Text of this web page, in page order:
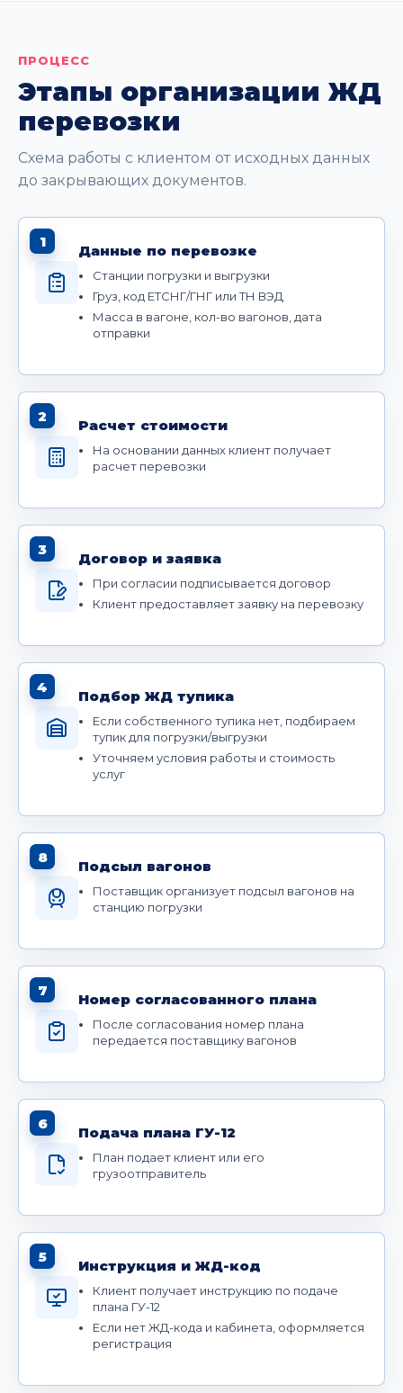
ПРОЦЕСС
Этапы организации ЖД
перевозки
Схема работы с клиентом от исходных данных
до закрывающих документов.
1
Данные по перевозке
Станции погрузки и выгрузки
Груз, код ЕТСНГ/ГНГ или ТН ВЭД
Масса в вагоне, кол-во вагонов, дата
отправки
2
Расчет стоимости
На основании данных клиент получает
расчет перевозки
3
Договор и заявка
При согласии подписывается договор
Клиент предоставляет заявку на перевозку
4
Подбор ЖД тупика
Если собственного тупика нет, подбираем
тупик для погрузки/выгрузки
Уточняем условия работы и стоимость
услуг
8
Подсыл вагонов
Поставщик организует подсыл вагонов на
станцию погрузки
7
Номер согласованного плана
После согласования номер плана
передается поставщику вагонов
6
Подача плана ГУ-12
План подает клиент или его
грузоотправитель
5
Инструкция и ЖД-код
Клиент получает инструкцию по подаче
плана ГУ-12
Если нет ЖД-кода и кабинета, оформляется
регистрация